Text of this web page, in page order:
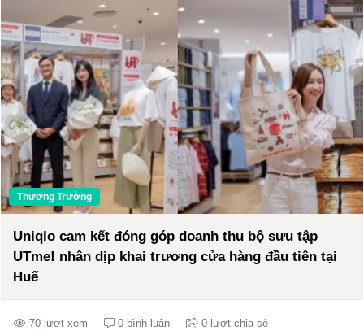
Thương Trường
Uniqlo cam kết đóng góp doanh thu bộ sưu tập
UTme! nhân dịp khai trương cửa hàng đầu tiên tại
Huế
70 lượt xem 0 bình luận 0 lượt chia sẻ